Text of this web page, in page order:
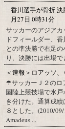
香川選手が骨折
月27日 0時31分
サッカーのアジア
ドフィールダー、
との準決勝で右足
り、決勝には出場で
＜速報＞ロアッソ
☂サッカーＪ２のロ
園陸上競技場で水
き分けた。通算成
８とした。(2010/
Amadeus ...